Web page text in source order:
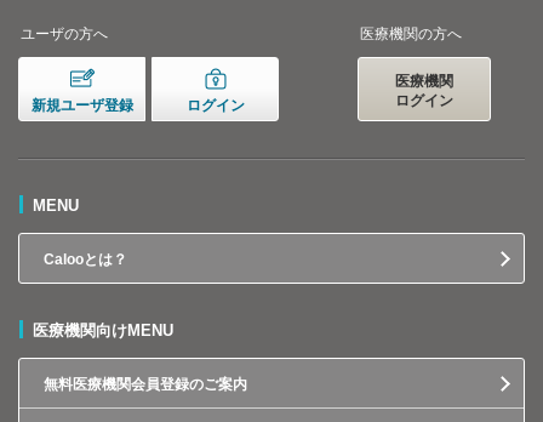
ユーザの方へ
新規ユーザ登録 ログイン
医療機関の方へ
医療機関
ログイン
MENU
Calooとは？
医療機関向けMENU
無料医療機関会員登録のご案内